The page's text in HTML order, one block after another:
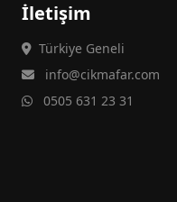
İletişim
Türkiye Geneli
info@cikmafar.com
0505 631 23 31